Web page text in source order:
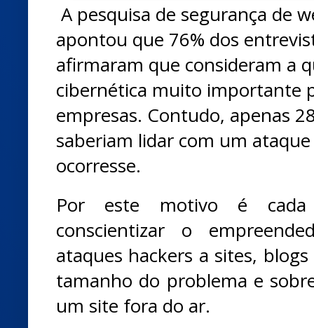
A pesquisa de segurança de
apontou que 76% dos
afirmaram que consideram a
cibernética muito importante
empresas. Contudo, apenas
saberiam lidar com um
ocorresse.
Por este motivo é
conscientizar o
ataques hackers a sites,
tamanho do problema e
um site fora do ar.